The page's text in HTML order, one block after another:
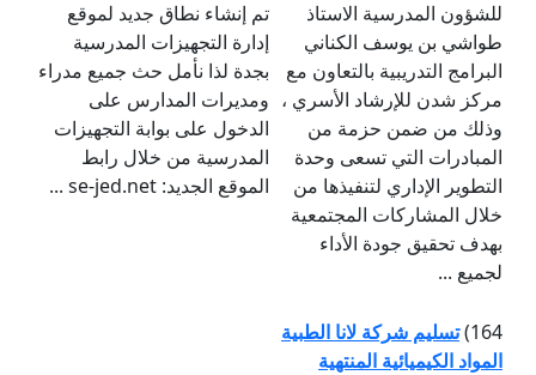
للشؤون المدرسية الاستاذ
طواشي بن يوسف الكناني
البرامج التدريبية بالتعاون مع
مركز شدن للإرشاد الأسري ،
وذلك من ضمن حزمة من
المبادرات التي تسعى وحدة
التطوير الإداري لتنفيذها من
خلال المشاركات المجتمعية
بهدف تحقيق جودة الأداء
لجميع ...
تم إنشاء نطاق جديد لموقع
إدارة التجهيزات المدرسية
بجدة لذا نأمل حث جميع مدراء
ومديرات المدارس على
الدخول على بوابة التجهيزات
المدرسية من خلال رابط
الموقع الجديد: se-jed.net ...
164) تسليم شركة لانا الطبية
المواد الكيميائية المنتهية